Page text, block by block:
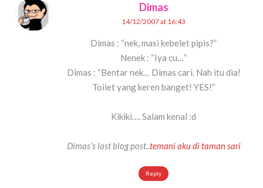
Dimas
14/12/2007 at 16:43
Dimas : “nek, masi kebelet pipis?”
Nenek : “Iya cu…”
Dimas : “Bentar nek… Dimas cari. Nah itu dia!
Toilet yang keren banget! YES!”
Kikiki…. Salam kenal :d
Dimas’s last blog post..temani aku di taman sari
Reply